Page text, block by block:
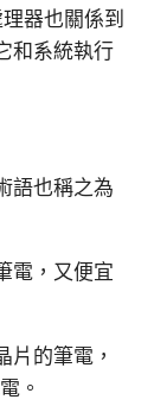
器也關係到
和系統執行
語也稱之為
電，又便宜
片的筆電，
。